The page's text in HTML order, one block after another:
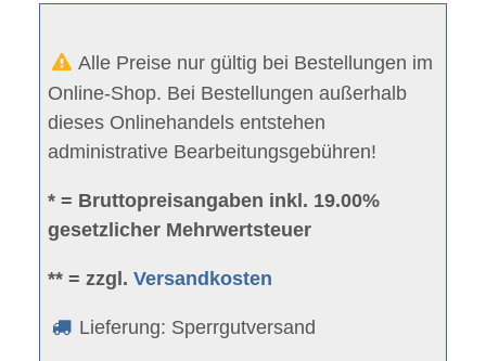
Alle Preise nur gültig bei Bestellungen im
Online-Shop. Bei Bestellungen außerhalb
dieses Onlinehandels entstehen
administrative Bearbeitungsgebühren!
* = Bruttopreisangaben inkl. 19.00%
gesetzlicher Mehrwertsteuer
** = zzgl.Versandkosten
Lieferung: Sperrgutversand